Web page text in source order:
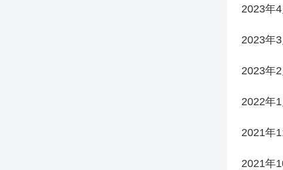
2023年4
2023年3
2023年2
2022年1
2021年
2021年